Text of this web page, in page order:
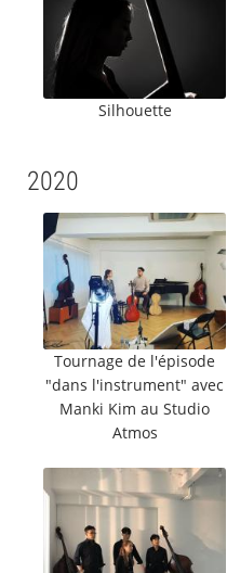
Silhouette
2020
Tournage de l'épisode
"dans l'instrument" avec
Manki Kim au Studio
Atmos